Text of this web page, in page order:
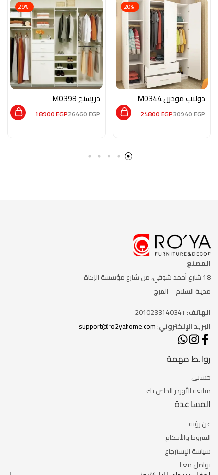
-20%
دولاب مودرن M0344
30940EGP
24800EGP
-29%
دريسنج M0398
26460EGP
18900EGP
المصنع
18 شارع أحمد شوقي، من شارع
مؤسسة الزكاة
مدينة السلام – المرج
الهاتف: +201023314034
البريد الإلكتروني:
support@ro2yahome.com
روابط مهمة
حسابي
متابعة الأوردر الخاص بك
المساعدة
عن رؤية
الشروط والأحكام
سياسة الإسترجاع
تواصل معنا